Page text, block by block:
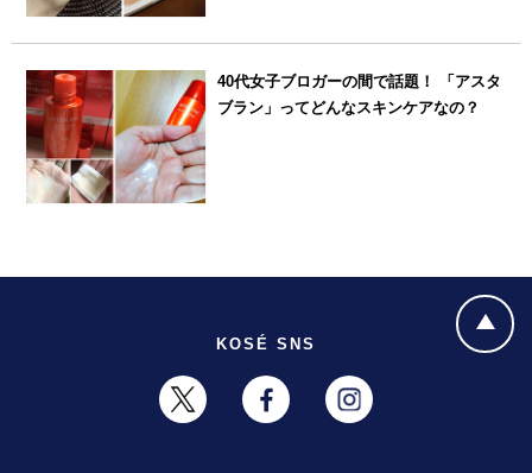
40代女子ブロガーの間で話題！ 「アスタ
ブラン」ってどんなスキンケアなの？
KOSÉ SNS